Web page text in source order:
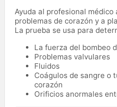
Ayuda al profesional
problemas de corazón y a
La prueba se usa para
La fuerza del bombeo
Problemas valvulares
Fluidos
Coágulos de sangre o
corazón
Orificios anormales